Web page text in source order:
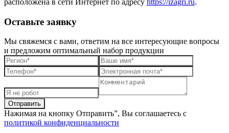
Оставьте заявку
Мы свяжемся с вами, ответим на все интересующие вопросы
и предложим оптимальный набор продукции
Нажимая на кнопку Отправить”, Вы соглашаетесь с
политикой конфиденциальности